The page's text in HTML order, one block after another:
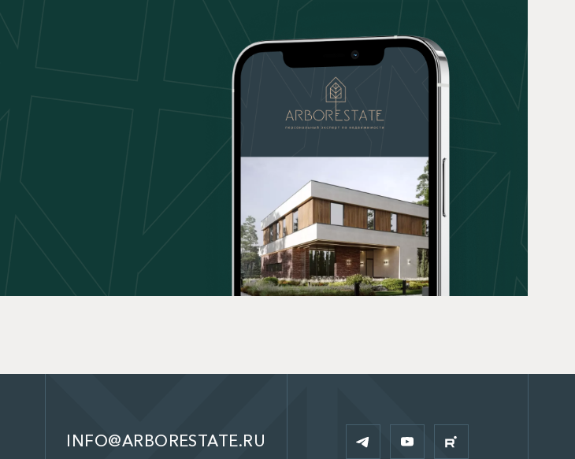
INFO@ARBORESTATE.RU